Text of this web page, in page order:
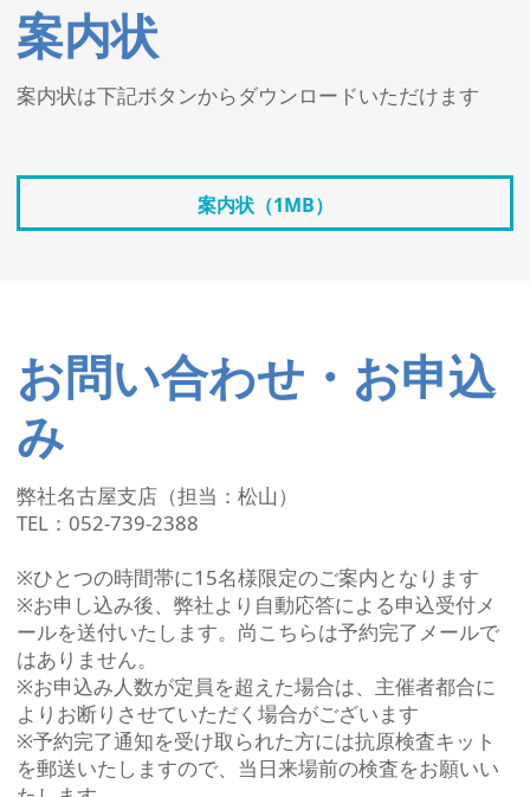
案内状
案内状は下記ボタンからダウンロードいただけます
案内状（1MB）
お問い合わせ・お申込
み
弊社名古屋支店（担当：松山）
TEL：052-739-2388
※ひとつの時間帯に15名様限定のご案内となります
※お申し込み後、弊社より自動応答による申込受付メ
ールを送付いたします。尚こちらは予約完了メールで
はありません。
※お申込み人数が定員を超えた場合は、主催者都合に
よりお断りさせていただく場合がございます
※予約完了通知を受け取られた方には抗原検査キット
を郵送いたしますので、当日来場前の検査をお願いい